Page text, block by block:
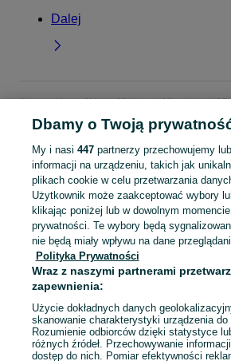
Dalej
Strona główna Moda Biżuteria Pierścionki
Pierścionki - Czechowice-Dziedzice
KATEGORIA
Mapa kategorii
Mapa miejscowości
Mapa ministron
Popularne wyszukiwania
Dbamy o Twoją
My i nasi 447partnerzy przechowujemy
informacji na urządzeniu, takich jak
plikach cookie w celu przetwarzania
Użytkownik może zaakceptować wybory
klikając poniżej lub w dowolnym
prywatności. Te wybory będą
nie będą miały wpływu na dane
Polityka Prywatności
Wraz z naszymi partnerami
zapewnienia:
Użycie dokładnych danych
skanowanie charakterystyki urządzenia
Rozumienie odbiorców dzięki statystyce
różnych źródeł. Przechowywanie
dostęp do nich. Pomiar efektywności